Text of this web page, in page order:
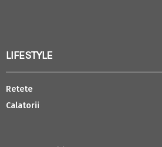
LIFESTYLE
Retete
Calatorii